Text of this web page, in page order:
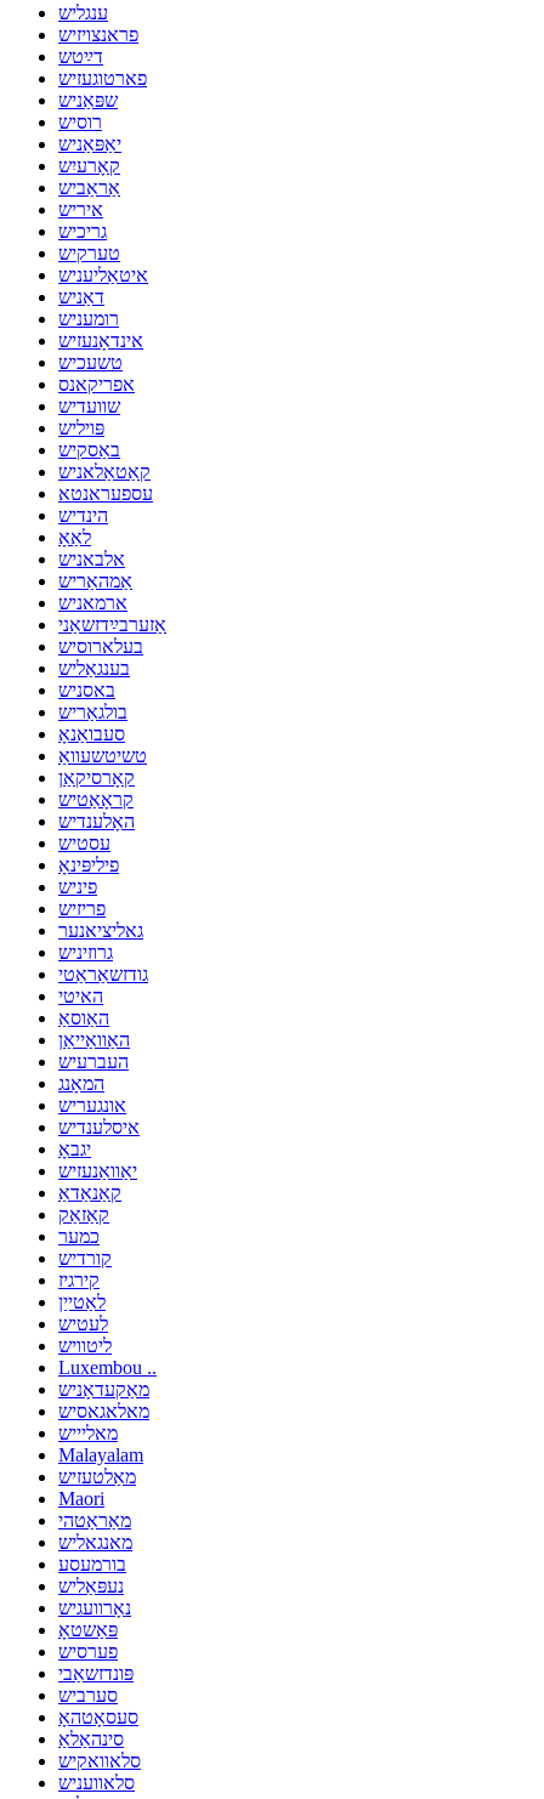
ענגליש
פראנצויזיש
דײַטש
פארטוגעזיש
שפּאַניש
רוסיש
יאַפּאַניש
קאָרעיִש
אַראַביש
איריש
גריכיש
טערקיש
איטאַליעניש
דאַניש
רומעניש
אינדאָנעזיש
טשעכיש
אפריקאנס
שוועדיש
פּויליש
באַסקיש
קאַטאַלאניש
עספעראנטא
הינדיש
לאַאָ
אלבאניש
אַמהאַריש
ארמאניש
אַזערבײַדזשאַני
בעלארוסיש
בענגאַליש
באסניש
בולגאַריש
סעבואַנאָ
טשיטשעוואַ
קאָרסיקאַן
קראָאַטיש
האָלענדיש
עסטיש
פיליפּינאָ
פיניש
פריזיש
גאליציאנער
גרוזיניש
גודזשאַראַטי
האיטי
האַוסאַ
האַוואַייאַן
העברעיש
המאָנג
אונגעריש
איסלענדיש
יגבאָ
יאַוואַנעזיש
קאַנאַדאַ
קאַזאַק
כמער
קורדיש
קירגיז
לאַטייַן
לעטיש
ליטוויש
Luxembou ..
מאַקעדאָניש
מאלאגאסיש
מאליייש
Malayalam
מאַלטעזיש
Maori
מאַראַטהי
מאנגאליש
בורמעסע
נעפּאַליש
נאָרוועגיש
פּאַשטאָ
פערסיש
פּונדזשאַבי
סערביש
סעסאָטהאָ
סינהאַלאַ
סלאוואקיש
סלאוועניש